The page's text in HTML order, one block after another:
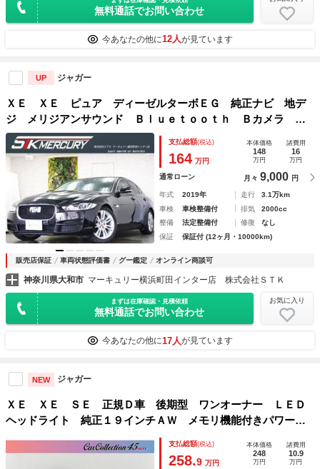
無料通話でお問い合わせ
今あなたの他に12人が見ています
UP ジャガー
ＸＥ ＸＥ ピュア ディーゼルターボＥＧ 純正ナビ 地デ
ジ メリジアンサウンド Ｂｌｕｅｔｏｏｔｈ Ｂカメラ カ
ープレー ＥＴＣ ＡＣＣ レーンキープ ブラインドスポッ
ト
支払総額(税込)
164 万円
本体価格
148
万円
諸費用
16
万円
通常ローン 月々 9,000 円
年式 2019年 走行
3.1万km
車検
車検整備付 排気
2000cc
整備
法定整備付 修復
なし
保証
保証付 (12ヶ月・10000km)
販売店保証 車両状態評価書 グー鑑定 オンライン商談可
神奈川県大和市 マーキュリー横浜町田インター店 株式会社ＳＴＫ
まずは在庫確認・見積依頼
無料通話でお問い合わせ
お気に入り
今あなたの他に17人が見ています
NEW ジャガー
ＸＥ ＸＥ ＳＥ 正規Ｄ車 後期型 ワンオーナー ＬＥＤ
ヘッドライト 純正１９インチＡＷ メモリ機能付きパワーシ
ート／ブラックレザー パワートランク ワイヤレス充電 バ
ックカメラ／フルセグＴＶ／カープレイ接続 ＡＣＣ
支払総額(税込)
258.9 万円
本体価格
248
万円
諸費用
10.9
万円